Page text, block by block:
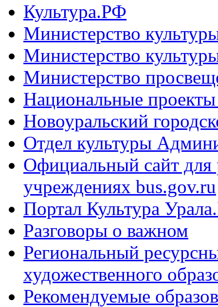
Культура.РФ
Министерство
Министерство
Министерство
Национальные
Новоуральский
Отдел культуры
Официальный сайт
учреждениях bus.gov.ru
Портал Культура
Разговоры о важном
Региональный
художественного
Рекомендуемые